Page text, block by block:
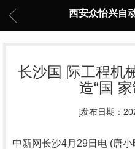
西安众怡兴自
长沙国 际工程机
造“国
[发布日期：
中新网长沙4月29日电 (唐